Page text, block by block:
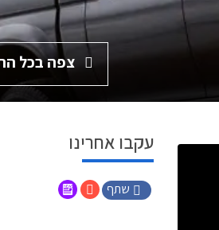
צפה בכל
עקבו אחרינו
שתף